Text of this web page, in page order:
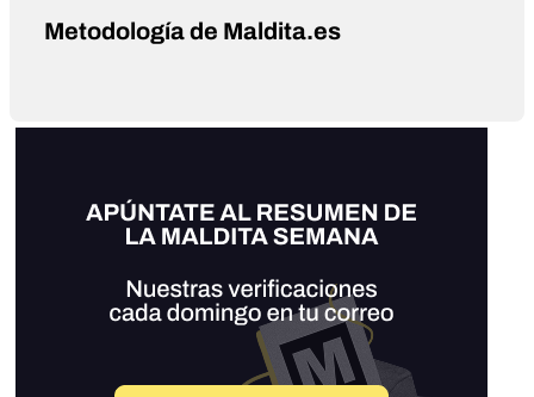
Metodología de Maldita.es